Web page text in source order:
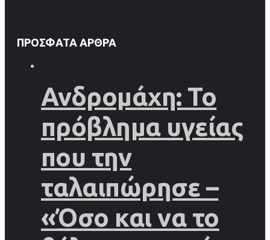
ΠΡΌΣΦΑΤΑ ΆΡΘΡΑ
Ανδρομάχη: Το
πρόβλημα υγείας
που την
ταλαιπώρησε –
«Όσο και να το